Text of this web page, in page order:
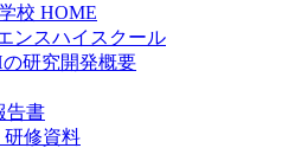
校 HOME
ンスハイスクール
の研究開発概要
告書
研修資料